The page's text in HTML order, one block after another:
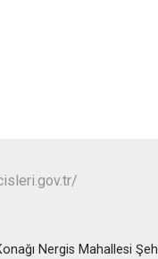
Nergis Mahallesi